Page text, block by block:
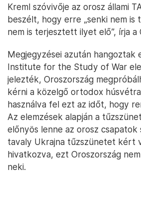
Kreml szóvivője az orosz állami
beszélt, hogy erre „senki nem is
nem is terjesztett ilyet elő”, írja a
Megjegyzései azután hangoztak
Institute for the Study of War
jelezték, Oroszország
kérni a közelgő ortodox
használva fel ezt az időt, hogy
Az elemzések alapján a
előnyös lenne az orosz csapatok
tavaly Ukrajna tűzszünetet kért
hivatkozva, ezt Oroszország
neki.